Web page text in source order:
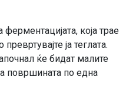
која трае
ја теглата.
ќе бидат малите
површината по една